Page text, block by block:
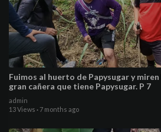
Fuimos al huerto de Papysugar y
gran cañera que tiene Papysugar. P 7
admin
13 Views ·7 months ago